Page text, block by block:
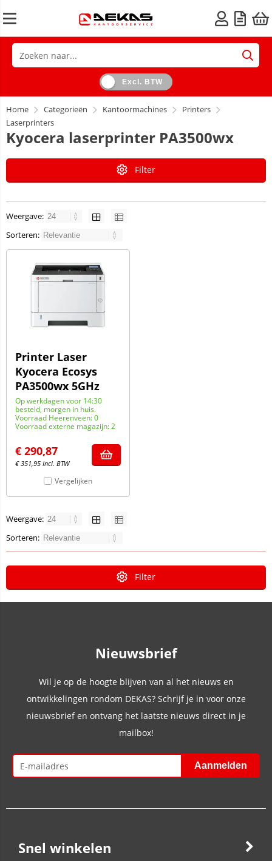
Excl. BTW
Home Categorieën Kantoormachines
Printers
Laserprinters
Kyocera laserprinter PA3500wx
Filter
Weergave:
Sorteren:
Printer Laser
Kyocera Ecosys
PA3500wx 5GHz
Op werkdagen voor 14:30
besteld, morgen in huis.
Voorraad Heerenveen: 0
Voorraad externe magazijn: 2
€ 290,87
€351,95 Incl. BTW
Vergelijken
Weergave:
Sorteren:
Filter
Nieuwsbrief
Wil je op de hoogte blijven van al het nieuws en
ontwikkelingen rondom DEKAS? Schrijf je in voor onze
nieuwsbrief en ontvang het laatste nieuws direct in je
mailbox!
Snel winkelen